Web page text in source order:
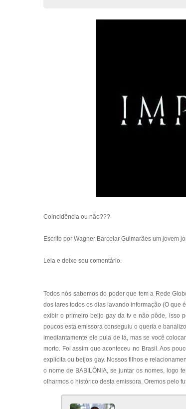
Coincidência ou não???
Escrito por Wagner Barcelar Guimarães um jovem
Leia e deixe seu comentário.
Todos nós sabemos do poder que tem a Rede
dos lares todos os dias lavando informação (O que
exibir o primeiro beijo gay da tv e não pôde, isso
poucos esta emissora conseguiu o queria e
imediantamente ele pula de lá, mas se você
morto. Foi assim que aconteceu no Brasil. Aos
explícita ou beijos gay. Nossos filhos e
o nome de BABILÔNIA, se juntar os nomes, logo
olharmos o histórico desta emissora. Oremos pelo